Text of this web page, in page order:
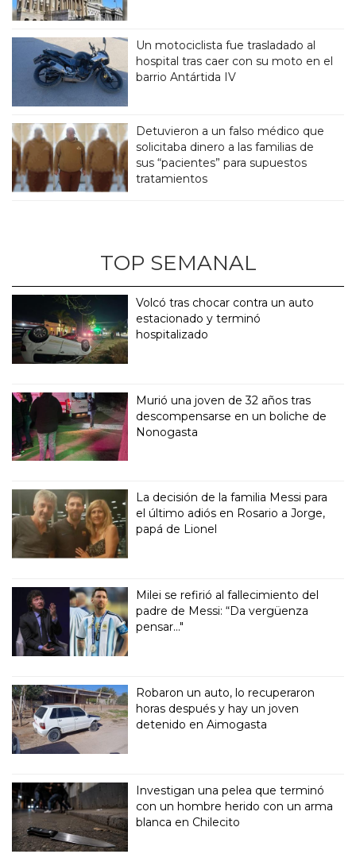
Un motociclista fue trasladado al
hospital tras caer con su moto en el
barrio Antártida IV
Detuvieron a un falso médico que
solicitaba dinero a las familias de
sus “pacientes” para supuestos
tratamientos
TOP SEMANAL
Volcó tras chocar contra un auto
estacionado y terminó
hospitalizado
Murió una joven de 32 años tras
descompensarse en un boliche de
Nonogasta
La decisión de la familia Messi para
el último adiós en Rosario a Jorge,
papá de Lionel
Milei se refirió al fallecimiento del
padre de Messi: “Da vergüenza
pensar..."
Robaron un auto, lo recuperaron
horas después y hay un joven
detenido en Aimogasta
Investigan una pelea que terminó
con un hombre herido con un arma
blanca en Chilecito